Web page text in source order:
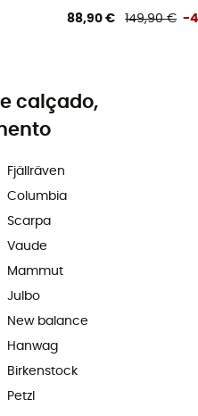
88,90 € 149,90 € -
calçado,
Fjällräven
Columbia
Scarpa
Vaude
Mammut
Julbo
New balance
Hanwag
Birkenstock
Petzl